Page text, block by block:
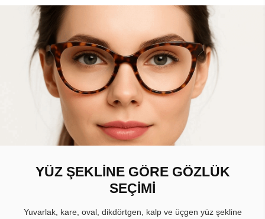
YÜZ ŞEKLİNE GÖRE GÖZLÜK
SEÇİMİ
Yuvarlak, kare, oval, dikdörtgen, kalp ve üçgen yüz şekline